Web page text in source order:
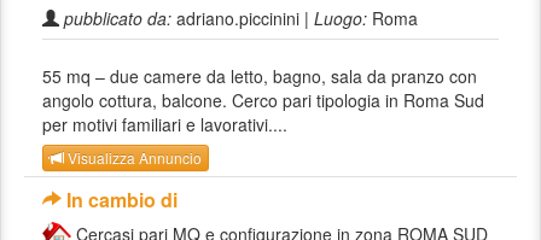
pubblicato da: adriano.piccinini | Luogo: Roma
55 mq – due camere da letto, bagno, sala da pranzo con
angolo cottura, balcone. Cerco pari tipologia in Roma Sud
per motivi familiari e lavorativi....
Visualizza Annuncio
In cambio di
Cercasi pari MQ e configurazione in zona ROMA SUD